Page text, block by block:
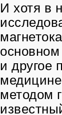
И хотя в
и другое
методом